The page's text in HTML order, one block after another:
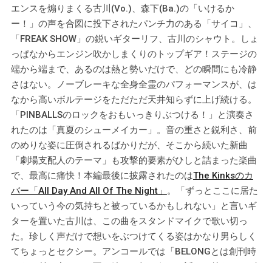
エンスを煽りまくる古川(Vo.)、森下(Ba.)の「いけるか
ー！」の声を合図に投下されたパンチ力のある「サイコ」、
「FREAK SHOW」の鋭いギターリフ、古川のシャウト。しょ
っぱなからエンジン吹かしまくりのトップギア！ステージの
端から端まで、あるのは熱と勢いだけで、どの瞬間にも冷静
さはない。ノーブレーキな全身全霊のパフォーマンスが、は
なから高いボルテージをただただ天井知らずに上げ続ける。
「PINBALLSのロックをおもいっきりぶつける！」と演奏さ
れたのは「真夏のシューメイカー」。音の重さと鋭利さ、前
のめりな姿に圧倒されるばかりだが、そこから続いた新曲
「劇場支配人のテーマ」も攻撃的要素がひしと詰まった楽曲
で、最高に痛快！本編最後に披露されたのはThe Kinksのカ
バー「All Day And All Of The Night」 。「ずっとここに居た
いっていう今の気持ちと被っているかもしれない」と言いギ
ターを置いた古川は、この曲をスタンドマイクで歌い切っ
た。珍しく声だけで想いをぶつけてくる姿はかなり男らしく
てちょっとセクシー。アンコールでは「BELONGとは創刊時